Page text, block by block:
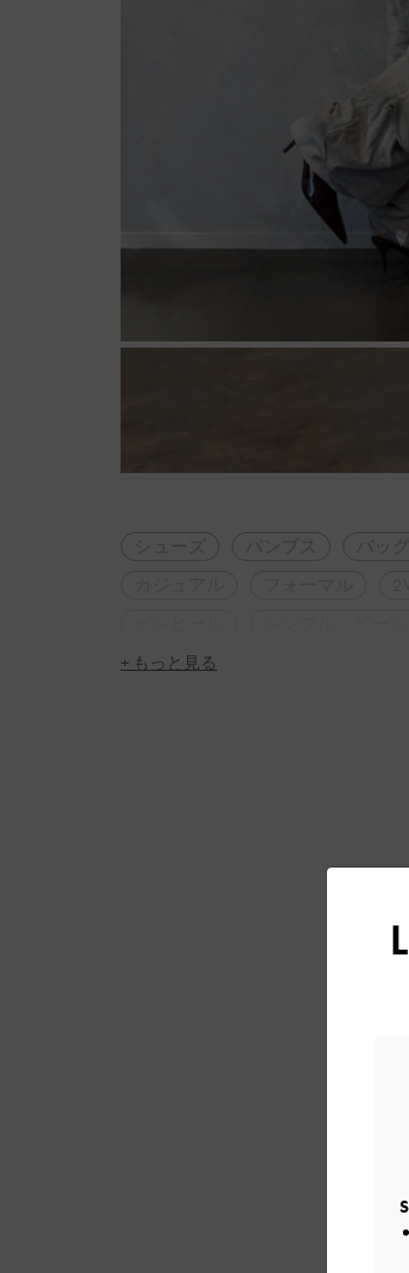
シューズ パンプス
+ もっと見る